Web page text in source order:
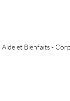
Aide et Bienfaits -